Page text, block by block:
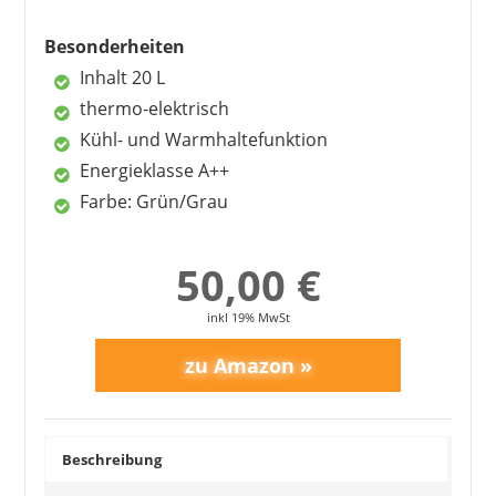
Besonderheiten
Inhalt 20 L
thermo-elektrisch
Kühl- und Warmhaltefunktion
Energieklasse A++
Farbe: Grün/Grau
50,00 €
inkl 19% MwSt
Beschreibung